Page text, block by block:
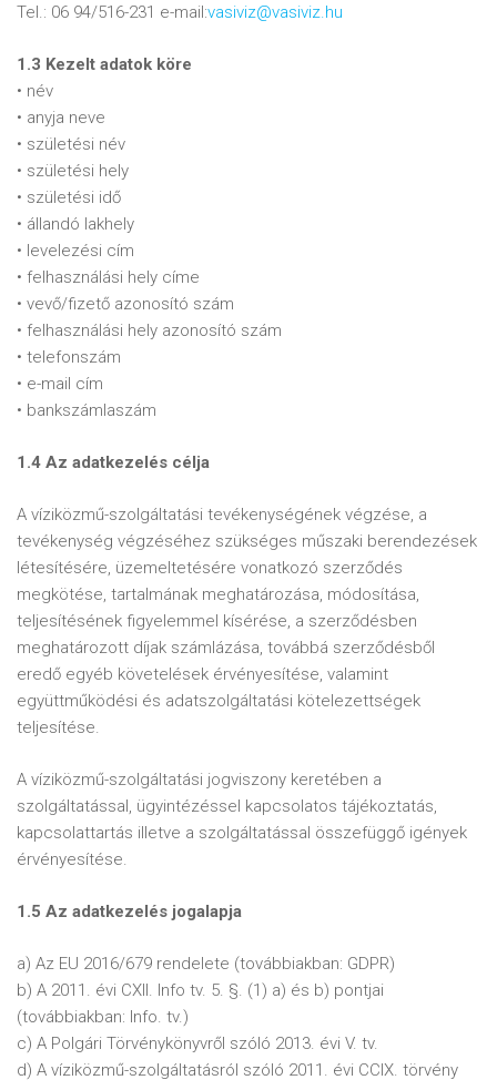
Tel.: 06 94/516-231 e-mail:vasiviz@vasiviz.hu
1.3 Kezelt adatok köre
• név
• anyja neve
• születési név
• születési hely
• születési idő
• állandó lakhely
• levelezési cím
• felhasználási hely címe
• vevő/fizető azonosító szám
• felhasználási hely azonosító szám
• telefonszám
• e-mail cím
• bankszámlaszám
1.4 Az adatkezelés célja
A víziközmű-szolgáltatási tevékenységének végzése, a
tevékenység végzéséhez szükséges műszaki berendezések
létesítésére, üzemeltetésére vonatkozó szerződés
megkötése, tartalmának meghatározása, módosítása,
teljesítésének figyelemmel kísérése, a szerződésben
meghatározott díjak számlázása, továbbá szerződésből
eredő egyéb követelések érvényesítése, valamint
együttműködési és adatszolgáltatási kötelezettségek
teljesítése.
A víziközmű-szolgáltatási jogviszony keretében a
szolgáltatással, ügyintézéssel kapcsolatos tájékoztatás,
kapcsolattartás illetve a szolgáltatással összefüggő igények
érvényesítése.
1.5 Az adatkezelés jogalapja
a) Az EU 2016/679 rendelete (továbbiakban: GDPR)
b) A 2011. évi CXII. Info tv. 5. §. (1) a) és b) pontjai
(továbbiakban: Info. tv.)
c) A Polgári Törvénykönyvről szóló 2013. évi V. tv.
d) A víziközmű-szolgáltatásról szóló 2011. évi CCIX. törvény